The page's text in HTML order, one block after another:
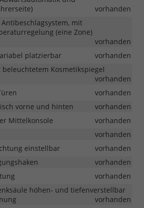
vorhanden
mit
(eine Zone)
vorhanden
platzierbar
vorhanden
Kosmetikspiegel
vorhanden
vorhanden
vorne und hinten
vorhanden
Mittelkonsole
vorhanden
vorhanden
einstellbar
vorhanden
vorhanden
vorhanden
höhen- und tiefenverstellbar
vorhanden